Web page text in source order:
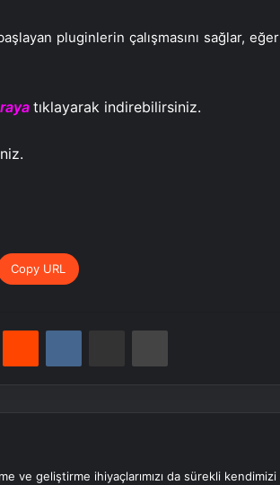
pluginlerin çalışmasını sağlar, eğer
tıklayarak indirebilirsiniz.
Copy URL
Reddit VKontakte Yazdır
ve geliştirme ihiyaçlarımızı da sürekli kendimizi